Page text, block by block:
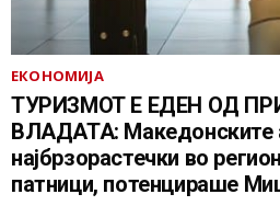
ЕКОНОМИЈА
ТУРИЗМОТ Е ЕДЕН ОД
ВЛАДАТА: Македонските
најбрзорастечки во
патници, потенцираше